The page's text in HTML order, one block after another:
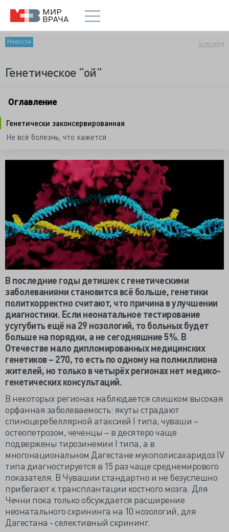
Новости 3/25/2019
Генетическое "ой"
Оглавление
Генетически законсервированная
Не всё болезнь, что кажется
В последние годы детишек с генетическими
заболеваниями становится всё больше, генетики
политкорректно считают, что причина в улучшении
диагностики. Если неонатальное тестирование
усугубить ещё на 29 нозологий, то больных будет
больше на порядки, а не сегодняшние 5%. В
Отечестве мало дипломированных медицинских
генетиков – 270, то есть по одному на полмиллиона
жителей, но только в четырёх регионах нет медико-
генетических консультаций.
В некоторых регионах наблюдается слишком высокая
орфанная заболеваемость: якуты страдают
спиноцеребеллярной атаксией I типа, чуваши –
остеопетрозом, чеченцы – в десятеро чаще
подвержены тирозинемии I типа, а в
многонациональном Дагестане мукополисахаридоз IV
типа диагностируется в 15 раз чаще среднемирового
показателя. В Чувашии стандартно и не безуспешно
прибегают к трансплантации костного мозга. Для
Чечни пока только обсуждается расширение
неонатального скрининга на 10 нозологий, для
Дагестана - селективный скрининг.